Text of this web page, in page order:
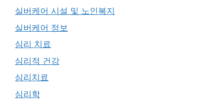
실버케어 시설 및 노인복지
실버케어 정보
심리 치료
심리적 건강
심리치료
심리학